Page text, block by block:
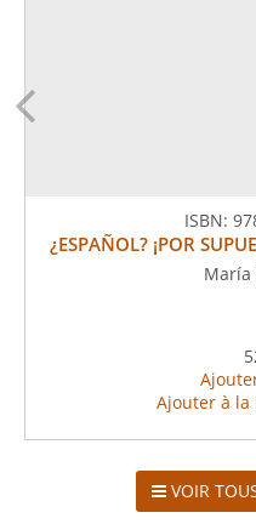
ISBN:
¿ESPAÑOL? ¡POR
María
Ajouter à la
VOIR